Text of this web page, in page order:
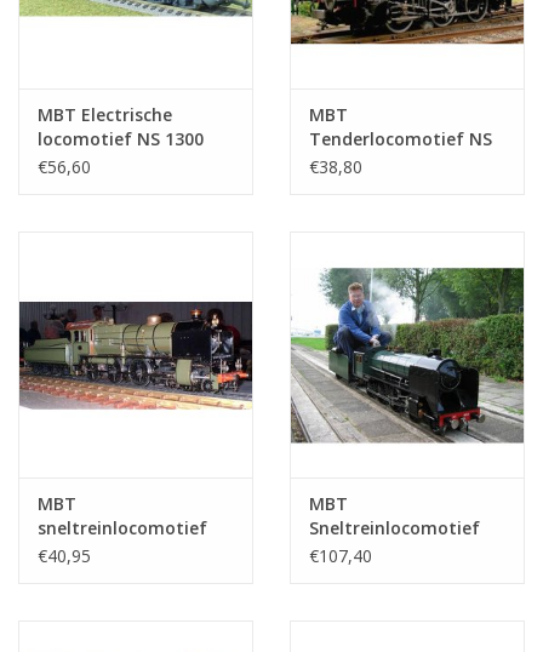
MBT Electrische
locomotief NS 1300
voor spoor 0 -
€56,60
MBT
Tenderlocomotief NS
7700 - ("Bello") voor
€38,80
MBT
sneltreinlocomotief
NS 3900 voor spoor H0
€40,95
MBT
Sneltreinlocomotief
NS 4000 - ("Zweed")
€107,40